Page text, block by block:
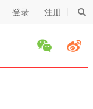
登录 注册